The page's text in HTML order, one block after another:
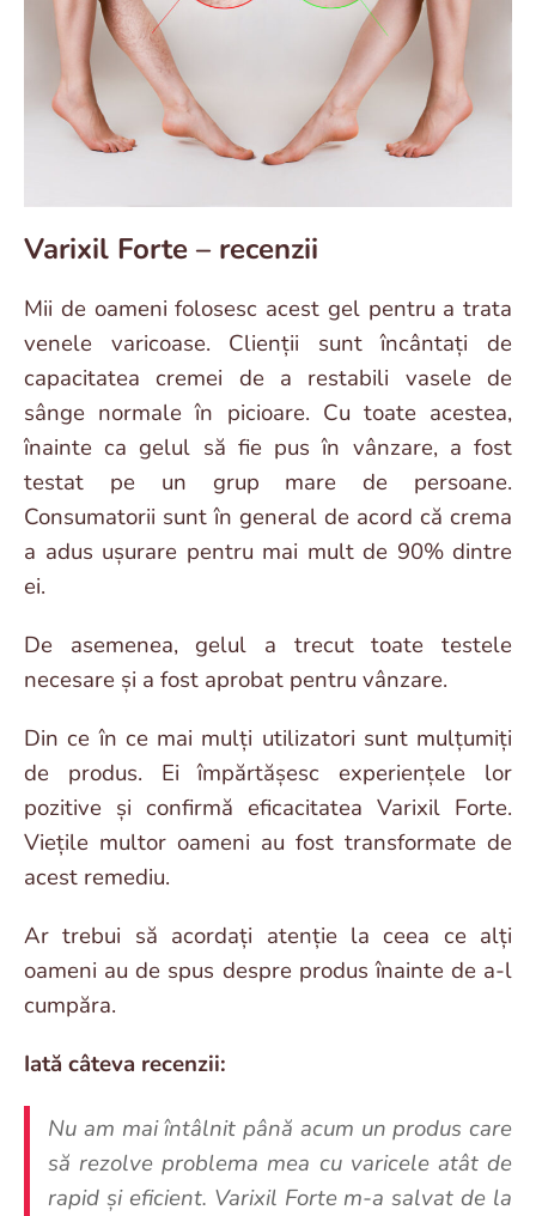
Varixil Forte – recenzii
Mii de oameni folosesc acest gel pentru a trata
venele varicoase. Clienții sunt încântați de
capacitatea cremei de a restabili vasele de
sânge normale în picioare. Cu toate acestea,
înainte ca gelul să fie pus în vânzare, a fost
testat pe un grup mare de persoane.
Consumatorii sunt în general de acord că crema
a adus ușurare pentru mai mult de 90% dintre
ei.
De asemenea, gelul a trecut toate testele
necesare și a fost aprobat pentru vânzare.
Din ce în ce mai mulți utilizatori sunt mulțumiți
de produs. Ei împărtășesc experiențele lor
pozitive și confirmă eficacitatea Varixil Forte.
Viețile multor oameni au fost transformate de
acest remediu.
Ar trebui să acordați atenție la ceea ce alți
oameni au de spus despre produs înainte de a-l
cumpăra.
Iată câteva recenzii:
Nu am mai întâlnit până acum un produs care
să rezolve problema mea cu varicele atât de
rapid și eficient. Varixil Forte m-a salvat de la